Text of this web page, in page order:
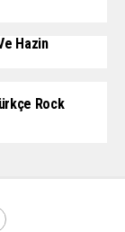
Hazin
Rock